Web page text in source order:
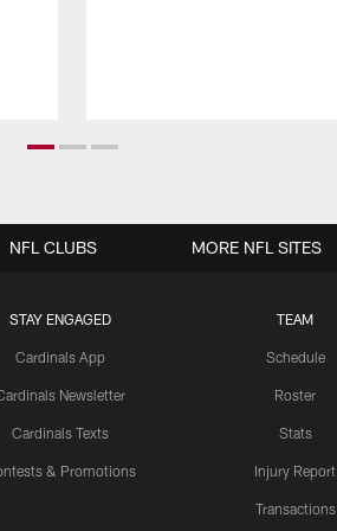
STAY ENGAGED
Cardinals App
Newsletter
Cardinals Texts
& Promotions
TEAM
Schedule
Roster
Stats
Injury Report
Transactions
NFL CLUBS MORE NFL SITES